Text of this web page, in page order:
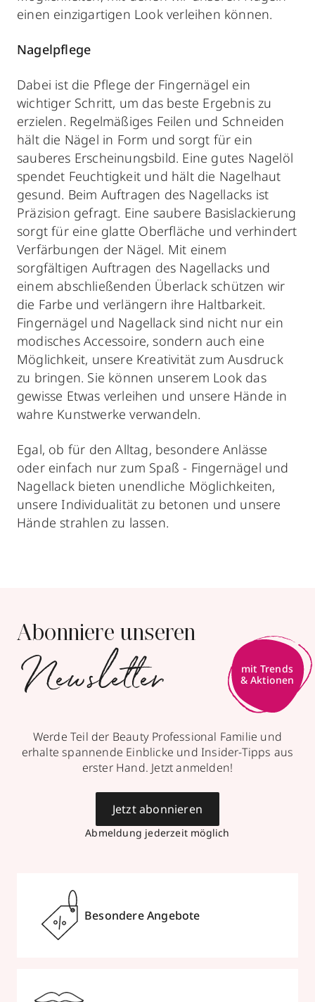
einen einzigartigen Look verleihen können.
Nagelpflege
Dabei ist die Pflege der Fingernägel ein
wichtiger Schritt, um das beste Ergebnis zu
erzielen. Regelmäßiges Feilen und Schneiden
hält die Nägel in Form und sorgt für ein
sauberes Erscheinungsbild. Eine gutes Nagelöl
spendet Feuchtigkeit und hält die Nagelhaut
gesund. Beim Auftragen des Nagellacks ist
Präzision gefragt. Eine saubere Basislackierung
sorgt für eine glatte Oberfläche und verhindert
Verfärbungen der Nägel. Mit einem
sorgfältigen Auftragen des Nagellacks und
einem abschließenden Überlack schützen wir
die Farbe und verlängern ihre Haltbarkeit.
Fingernägel und Nagellack sind nicht nur ein
modisches Accessoire, sondern auch eine
Möglichkeit, unsere Kreativität zum Ausdruck
zu bringen. Sie können unserem Look das
gewisse Etwas verleihen und unsere Hände in
wahre Kunstwerke verwandeln.
Egal, ob für den Alltag, besondere Anlässe
oder einfach nur zum Spaß - Fingernägel und
Nagellack bieten unendliche Möglichkeiten,
unsere Individualität zu betonen und unsere
Hände strahlen zu lassen.
Abonniere unseren
Newsletter
mit Trends
& Aktionen
Werde Teil der Beauty Professional Familie und
erhalte spannende Einblicke und Insider-Tipps aus
erster Hand. Jetzt anmelden!
Abmeldung jederzeit möglich
Jetzt abonnieren
Besondere Angebote